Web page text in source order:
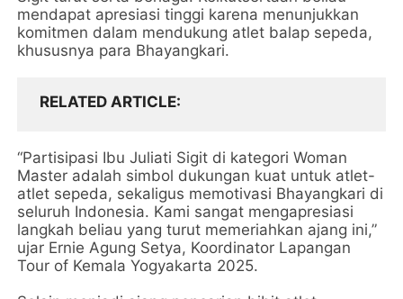
mendapat apresiasi tinggi karena menunjukkan
komitmen dalam mendukung atlet balap sepeda,
khususnya para Bhayangkari.
RELATED ARTICLE
“Partisipasi Ibu Juliati Sigit di kategori Woman
Master adalah simbol dukungan kuat untuk atlet-
atlet sepeda, sekaligus memotivasi Bhayangkari di
seluruh Indonesia. Kami sangat mengapresiasi
langkah beliau yang turut memeriahkan ajang ini,”
ujar Ernie Agung Setya, Koordinator Lapangan
Tour of Kemala Yogyakarta 2025.